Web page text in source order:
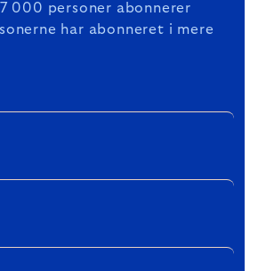
000 personer abonnerer
har abonneret i mere